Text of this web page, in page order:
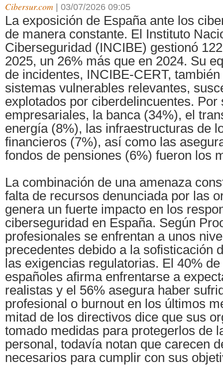
Cibersur.com 03/07/2026 09:05
La exposición de España ante los
de manera constante. El Instituto
Ciberseguridad (INCIBE) gestionó
2025, un 26% más que en 2024. Su
de incidentes, INCIBE-CERT,
sistemas vulnerables relevantes,
explotados por ciberdelincuentes. Por
empresariales, la banca (34%), el
energía (8%), las infraestructuras de
financieros (7%), así como las
fondos de pensiones (6%) fueron los
La combinación de una amenaza
falta de recursos denunciada por las
genera un fuerte impacto en los
ciberseguridad en España. Según
profesionales se enfrentan a unos
precedentes debido a la sofisticación
las exigencias regulatorias. El 40%
españoles afirma enfrentarse a
realistas y el 56% asegura haber
profesional o burnout en los últimos
mitad de los directivos dice que sus
tomado medidas para protegerlos de
personal, todavía notan que carecen
necesarios para cumplir con sus